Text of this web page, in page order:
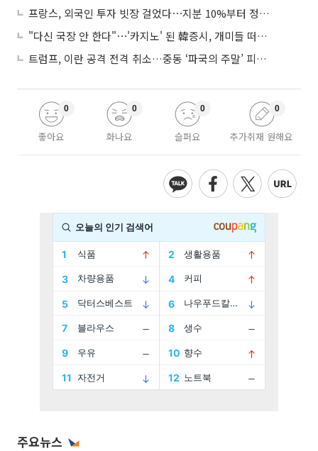
프랑스, 외국인 투자 빗장 걸었다⋯지분 10%부터 정부가 승인
"다신 국장 안 한다"⋯'카지노' 된 韓증시, 개미들 떠난다
트럼프, 이란 공격 전격 취소…중동 ‘파국의 주말’ 피했다
좋아요
0
화나요
0
슬퍼요
0
추가취재 원해요
0
주요뉴스